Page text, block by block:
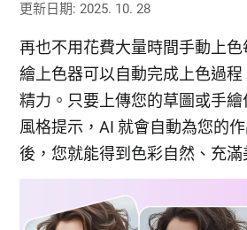
更新日期: 2025. 10. 28
再也不用花費大量時間手動上
繪上色器可以自動完成上色過
精力。只要上傳您的草圖或手
風格提示，AI 就會自動為您的
後，您就能得到色彩自然、充滿